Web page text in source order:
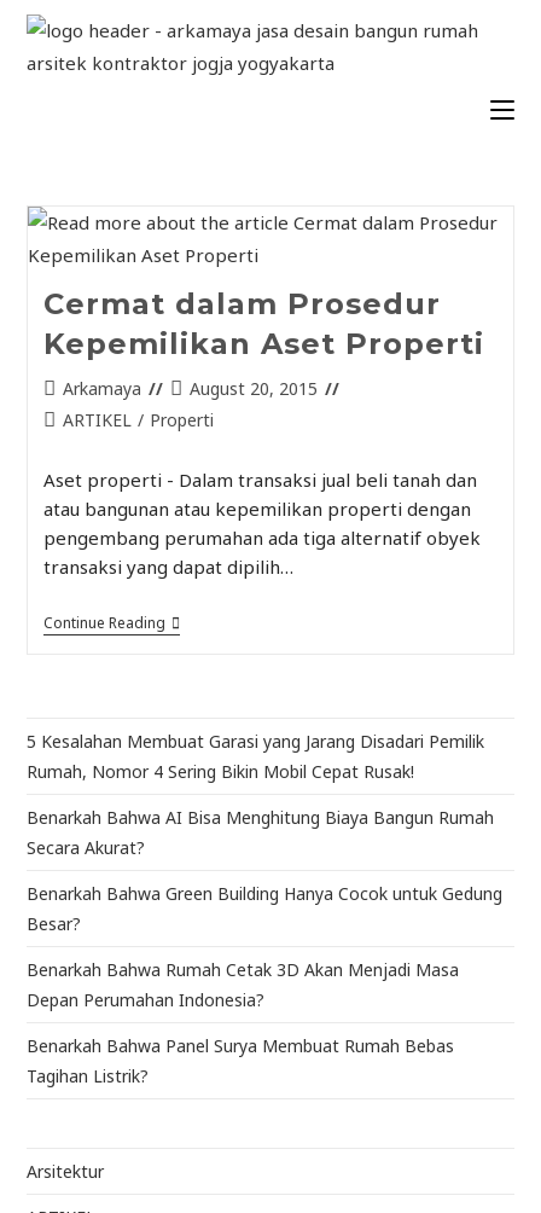
Cermat dalam Prosedur
Kepemilikan Aset Properti
Arkamaya
August 20, 2015
ARTIKEL / Properti
Aset properti - Dalam transaksi jual beli tanah dan
atau bangunan atau kepemilikan properti dengan
pengembang perumahan ada tiga alternatif obyek
transaksi yang dapat dipilih…
Continue Reading
5 Kesalahan Membuat Garasi yang Jarang Disadari Pemilik
Rumah, Nomor 4 Sering Bikin Mobil Cepat Rusak!
Benarkah Bahwa AI Bisa Menghitung Biaya Bangun Rumah
Secara Akurat?
Benarkah Bahwa Green Building Hanya Cocok untuk Gedung
Besar?
Benarkah Bahwa Rumah Cetak 3D Akan Menjadi Masa
Depan Perumahan Indonesia?
Benarkah Bahwa Panel Surya Membuat Rumah Bebas
Tagihan Listrik?
Arsitektur